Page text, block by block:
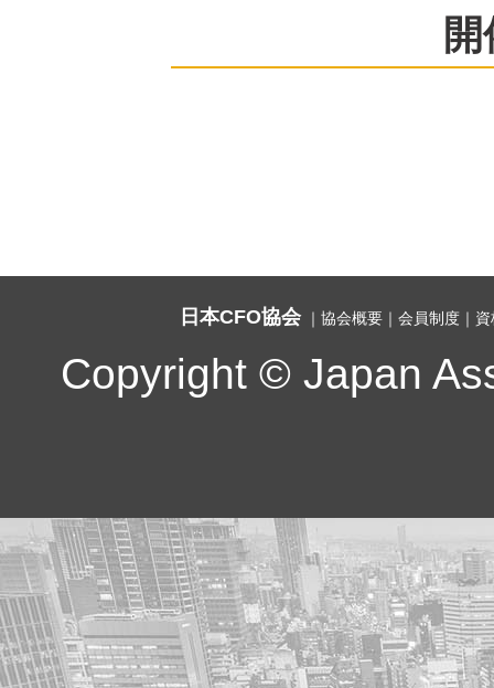
日本CFO協会 ｜ 協会概要 ｜ 会員制度 ｜
Copyright © Japan